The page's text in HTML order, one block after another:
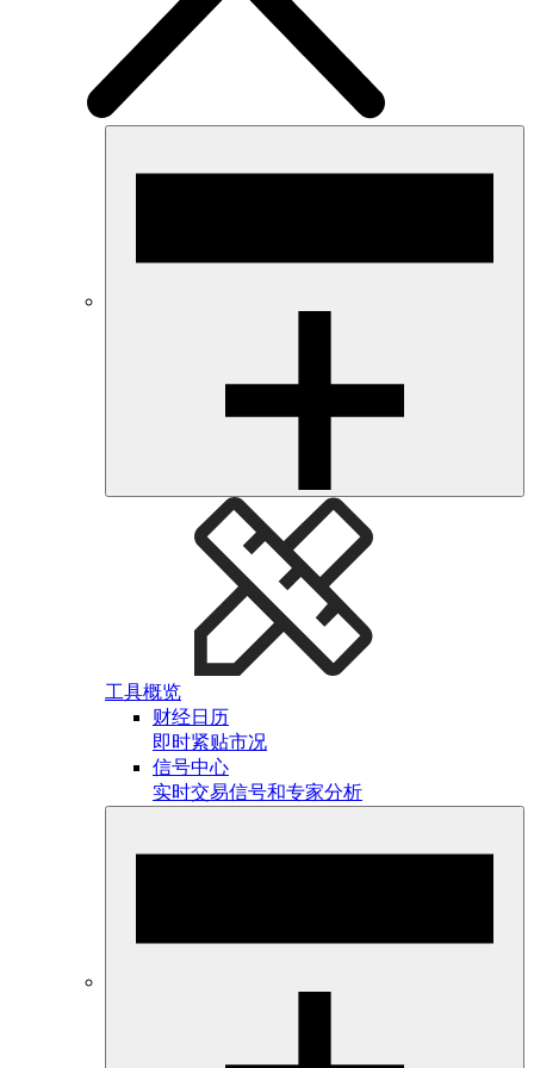
工具概览
财经日历
即时紧贴市况
信号中心
实时交易信号和专家分析